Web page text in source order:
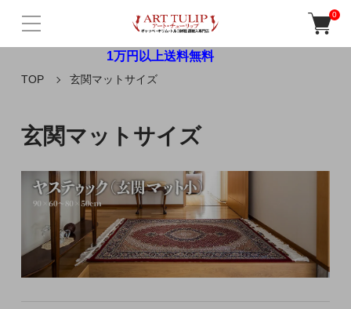
1万円以上送料無料
0
TOP 玄関マットサイズ
玄関マットサイズ